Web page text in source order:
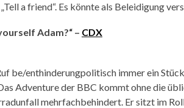
a friend“. Es könnte als Beleidigung
Adam?“ – CDX
be/enthinderungpolitisch immer ein
Adventure der BBC kommt ohne die
mehrfachbehindert. Er sitzt im